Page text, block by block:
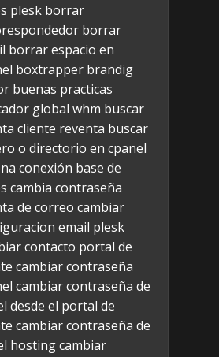
plesk borrar
borrar
borrar espacio en
boxtrapper brandig
buenas practicas
global whm buscar
cliente reventa buscar
o directorio en cpanel
conexión base de
cambia contraseña
de correo cambiar
email plesk
contacto portal de
cambiar contraseña
cambiar contraseña de
desde el portal de
cambiar contraseña de
hostingcambiar